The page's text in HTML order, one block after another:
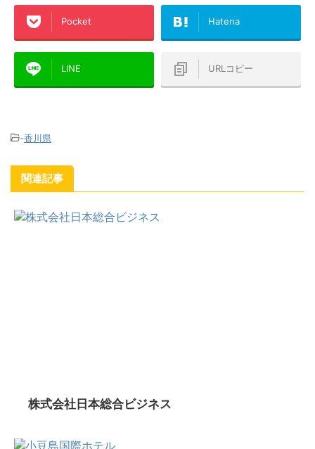
Pocket Hatena
LINE URLコピー
-香川県
関連記事
株式会社日本総合ビジネス